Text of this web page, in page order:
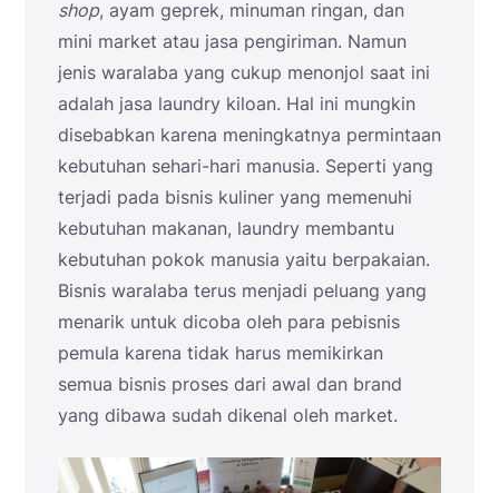
shop, ayam geprek, minuman ringan, dan
mini market atau jasa pengiriman. Namun
jenis waralaba yang cukup menonjol saat ini
adalah jasa laundry kiloan. Hal ini mungkin
disebabkan karena meningkatnya permintaan
kebutuhan sehari-hari manusia. Seperti yang
terjadi pada bisnis kuliner yang memenuhi
kebutuhan makanan, laundry membantu
kebutuhan pokok manusia yaitu berpakaian.
Bisnis waralaba terus menjadi peluang yang
menarik untuk dicoba oleh para pebisnis
pemula karena tidak harus memikirkan
semua bisnis proses dari awal dan brand
yang dibawa sudah dikenal oleh market.